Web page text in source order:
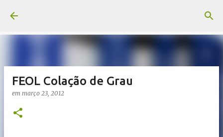
FEOL Colação de Grau
em março 23, 2012